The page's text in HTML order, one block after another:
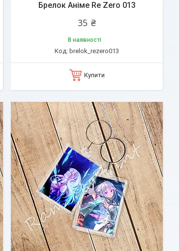
Брелок Аніме Re Zero 013
35 ₴
В наявності
brelok_rezero013
Купити